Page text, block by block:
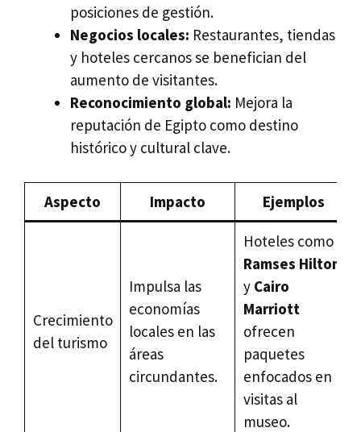
posiciones de gestión.
Negocios locales: Restaurantes, tiendas
y hoteles cercanos se benefician del
aumento de visitantes.
Reconocimiento global: Mejora la
reputación de Egipto como destino
histórico y cultural clave.
Aspecto Impacto Ejemplos
Crecimiento
del turismo
Impulsa las
economías
locales en las
áreas
circundantes.
Hoteles como
Ramses Hilton
y Cairo
Marriott
ofrecen
paquetes
enfocados en
visitas al
museo.